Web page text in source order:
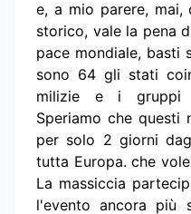
e, a mio parere, mai,
storico, vale la pena
pace mondiale, basti
sono 64 gli stati
milizie e i gruppi
Speriamo che questi
per solo 2 giorni
tutta Europa. che
La massiccia
l'evento ancora più